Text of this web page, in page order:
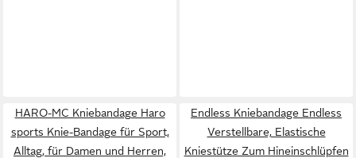
HARO-MC Kniebandage Haro
sports Knie-Bandage für Sport,
Alltag, für Damen und Herren,
Endless Kniebandage Endless
Verstellbare, Elastische
Kniestütze Zum Hineinschlüpfen